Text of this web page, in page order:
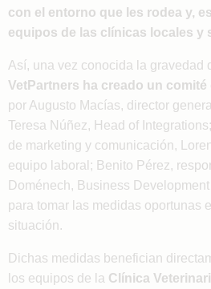
con el entorno que les rodea y,
equipos de las clínicas locales y
Así, una vez conocida la gravedad
VetPartners ha creado un comité
por Augusto Macías, director
Teresa Núñez, Head of
de marketing y comunicación,
equipo laboral; Benito Pérez,
Doménech, Business
para tomar las medidas oportunas
situación.
Dichas medidas benefician
los equipos de la Clínica